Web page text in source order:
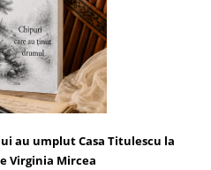
au umplut Casa Titulescu la
Virginia Mircea